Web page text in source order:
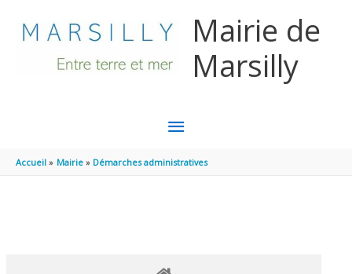
Mairie de
Marsilly
MENU
PRINCIPAL
Accueil Mairie Démarches administratives